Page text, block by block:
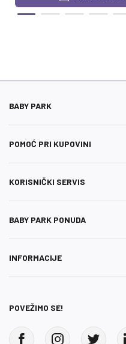
BABY PARK
POMOĆ PRI KUPOVINI
KORISNIČKI SERVIS
BABY PARK PONUDA
INFORMACIJE
POVEŽIMO SE!